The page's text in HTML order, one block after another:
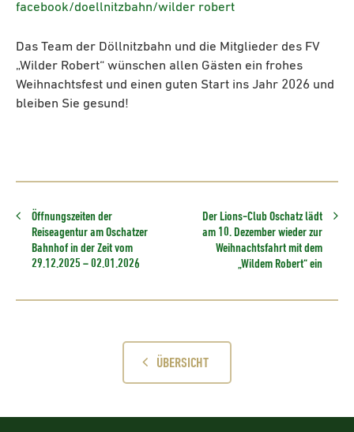
facebook/doellnitzbahn/wilder robert
Das Team der Döllnitzbahn und die Mitglieder des FV
„Wilder Robert“ wünschen allen Gästen ein frohes
Weihnachtsfest und einen guten Start ins Jahr 2026 und
bleiben Sie gesund!
Öffnungszeiten der
Reiseagentur am Oschatzer
Bahnhof in der Zeit vom
29.12.2025 – 02.01.2026
Der Lions-Club Oschatz lädt
am 10. Dezember wieder zur
Weihnachtsfahrt mit dem
„Wildem Robert“ ein
ÜBERSICHT